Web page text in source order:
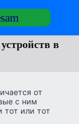
в
от
с ним
тот или тот